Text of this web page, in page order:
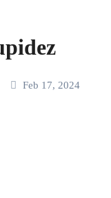
Feb 17, 2024